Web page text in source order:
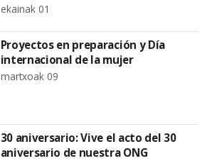
ekainak 01
Proyectos en preparación y Día
internacional de la mujer
martxoak 09
30 aniversario: Vive el acto del 30
aniversario de nuestra ONG